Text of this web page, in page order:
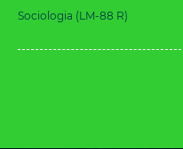
Sociologia (LM-88 R)